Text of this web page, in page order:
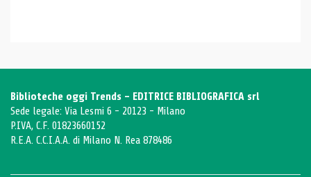
Biblioteche oggi Trends - EDITRICE BIBLIOGRAFICA srl
Sede legale: Via Lesmi 6 - 20123 - Milano
P.IVA, C.F. 01823660152
R.E.A. C.C.I.A.A. di Milano N. Rea 878486